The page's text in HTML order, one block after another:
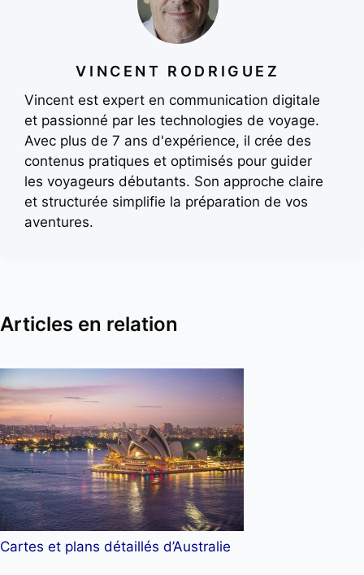
VINCENT RODRIGUEZ
Vincent est expert en communication digitale
et passionné par les technologies de voyage.
Avec plus de 7 ans d'expérience, il crée des
contenus pratiques et optimisés pour guider
les voyageurs débutants. Son approche claire
et structurée simplifie la préparation de vos
aventures.
Articles en relation
Cartes et plans détaillés d’Australie